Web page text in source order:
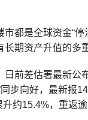
都是全球资金“
期资产升值的多
前差估署最新
步向好，最新报
约15.4%，重返逾